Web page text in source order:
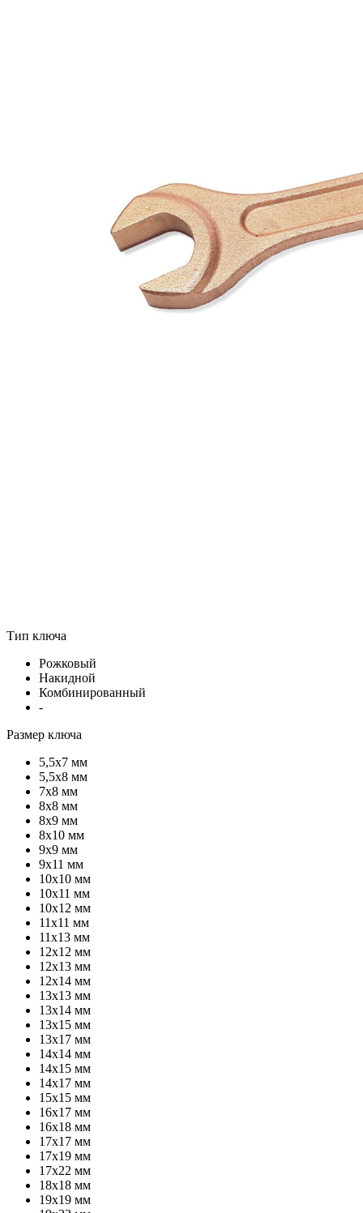
Тип ключа
Рожковый
Накидной
Комбинированный
-
Размер ключа
5,5х7 мм
5,5х8 мм
7х8 мм
8х8 мм
8х9 мм
8х10 мм
9х9 мм
9х11 мм
10х10 мм
10х11 мм
10х12 мм
11х11 мм
11х13 мм
12х12 мм
12х13 мм
12х14 мм
13х13 мм
13х14 мм
13х15 мм
13х17 мм
14х14 мм
14х15 мм
14х17 мм
15х15 мм
16х17 мм
16х18 мм
17х17 мм
17х19 мм
17х22 мм
18х18 мм
19х19 мм